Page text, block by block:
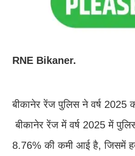
RNE Bikaner.
बीकानेर रेंज पुलिस ने वर्ष 2025
बीकानेर रेंज में वर्ष 2025 में
8.76% की कमी आई है, जिसमें